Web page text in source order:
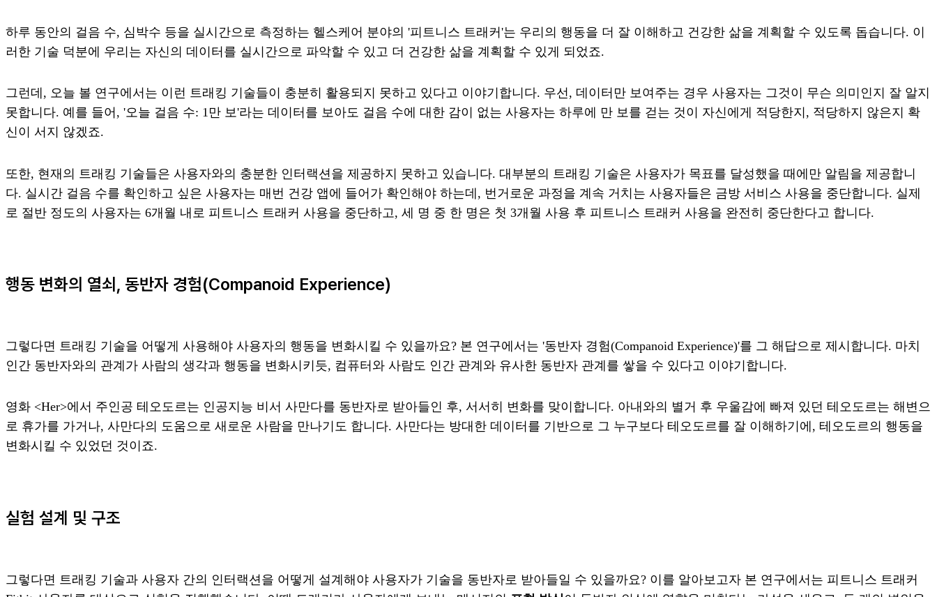
하루 동안의 걸음 수, 심박수 등을 실시간으로 측정하는 헬스케어 분야의 '피트니스 트래커'는 우리의 행동을 더 잘 이해하고 건강한 삶을 계획할 수 있도록 돕습니다. 이
러한 기술 덕분에 우리는 자신의 데이터를 실시간으로 파악할 수 있고 더 건강한 삶을 계획할 수 있게 되었죠.
그런데, 오늘 볼 연구에서는 이런 트래킹 기술들이 충분히 활용되지 못하고 있다고 이야기합니다. 우선, 데이터만 보여주는 경우 사용자는 그것이 무슨 의미인지 잘 알지
못합니다. 예를 들어, '오늘 걸음 수: 1만 보'라는 데이터를 보아도 걸음 수에 대한 감이 없는 사용자는 하루에 만 보를 걷는 것이 자신에게 적당한지, 적당하지 않은지 확
신이 서지 않겠죠.
또한, 현재의 트래킹 기술들은 사용자와의 충분한 인터랙션을 제공하지 못하고 있습니다. 대부분의 트래킹 기술은 사용자가 목표를 달성했을 때에만 알림을 제공합니
다. 실시간 걸음 수를 확인하고 싶은 사용자는 매번 건강 앱에 들어가 확인해야 하는데, 번거로운 과정을 계속 거치는 사용자들은 금방 서비스 사용을 중단합니다. 실제
로 절반 정도의 사용자는 6개월 내로 피트니스 트래커 사용을 중단하고, 세 명 중 한 명은 첫 3개월 사용 후 피트니스 트래커 사용을 완전히 중단한다고 합니다.
행동 변화의 열쇠, 동반자 경험(Companoid Experience)
그렇다면 트래킹 기술을 어떻게 사용해야 사용자의 행동을 변화시킬 수 있을까요? 본 연구에서는 '동반자 경험(Companoid Experience)'를 그 해답으로 제시합니다. 마치
인간 동반자와의 관계가 사람의 생각과 행동을 변화시키듯, 컴퓨터와 사람도 인간 관계와 유사한 동반자 관계를 쌓을 수 있다고 이야기합니다.
영화 <Her>에서 주인공 테오도르는 인공지능 비서 사만다를 동반자로 받아들인 후, 서서히 변화를 맞이합니다. 아내와의 별거 후 우울감에 빠져 있던 테오도르는 해변으
로 휴가를 가거나, 사만다의 도움으로 새로운 사람을 만나기도 합니다. 사만다는 방대한 데이터를 기반으로 그 누구보다 테오도르를 잘 이해하기에, 테오도르의 행동을
변화시킬 수 있었던 것이죠.
실험 설계 및 구조
그렇다면 트래킹 기술과 사용자 간의 인터랙션을 어떻게 설계해야 사용자가 기술을 동반자로 받아들일 수 있을까요? 이를 알아보고자 본 연구에서는 피트니스 트래커